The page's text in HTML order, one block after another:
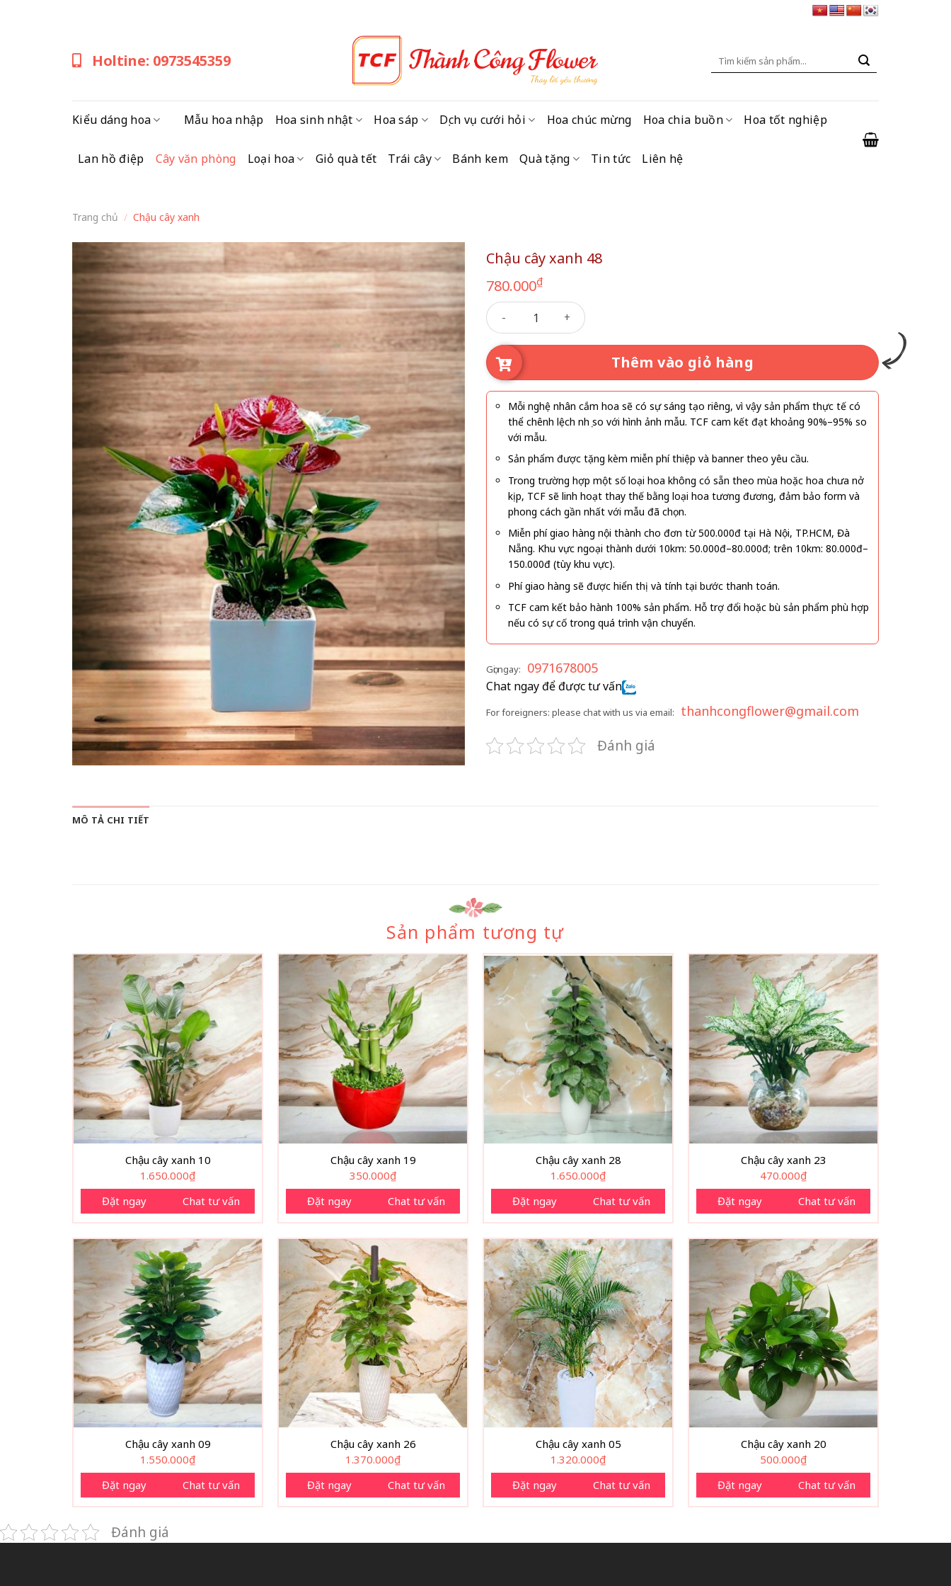
Holtine: 0973545359
Tìm
Kiểu dáng hoa Mẫu hoa nhập Hoa sinh nhật Hoa sáp Dịch vụ cưới hỏi Hoa chúc mừng Hoa chia buồn Hoa tốt nghiệp
Lan hồ điệp Cây văn phòng Loại hoa Giỏ quà tết Trái cây Bánh kem Quà tặng Tin tức Liên hệ
Trang chủ / Chậu cây xanh
Chậu cây xanh 48
780.000₫
Chậu cây xanh 48 số lượng
Thêm vào giỏ hàng
Mỗi nghệ nhân cắm hoa sẽ có sự sáng tạo riêng, vì vậy sản phẩm thực tế có
thể chênh lệch nhẹ so với hình ảnh mẫu. TCF cam kết đạt khoảng 90%–95% so
với mẫu.
Sản phẩm được tặng kèm miễn phí thiệp và banner theo yêu cầu.
Trong trường hợp một số loại hoa không có sẵn theo mùa hoặc hoa chưa nở
kịp, TCF sẽ linh hoạt thay thế bằng loại hoa tương đương, đảm bảo form và
phong cách gần nhất với mẫu đã chọn.
Miễn phí giao hàng nội thành cho đơn từ 500.000đ tại Hà Nội, TP.HCM, Đà
Nẵng. Khu vực ngoại thành dưới 10km: 50.000đ–80.000đ; trên 10km: 80.000đ–
150.000đ (tùy khu vực).
Phí giao hàng sẽ được hiển thị và tính tại bước thanh toán.
TCF cam kết bảo hành 100% sản phẩm. Hỗ trợ đổi hoặc bù sản phẩm phù hợp
nếu có sự cố trong quá trình vận chuyển.
Gọi ngay: 0971678005
Chat ngay để được tư vấn
For foreigners: please chat with us via email: thanhcongflower@gmail.com
Đánh giá
MÔ TẢ CHI TIẾT
Sản phẩm tương tự
Chậu cây xanh 10
1.650.000₫
Đặt ngay
Chat tư vấn
Chậu cây xanh 19
350.000₫
Đặt ngay
Chat tư vấn
Chậu cây xanh 28
1.650.000₫
Đặt ngay
Chat tư vấn
Chậu cây xanh 23
470.000₫
Đặt ngay
Chat tư vấn
Chậu cây xanh 09
1.550.000₫
Đặt ngay
Chat tư vấn
Chậu cây xanh 26
1.370.000₫
Đặt ngay
Chat tư vấn
Chậu cây xanh 05
1.320.000₫
Đặt ngay
Chat tư vấn
Chậu cây xanh 20
500.000₫
Đặt ngay
Chat tư vấn
Đánh giá